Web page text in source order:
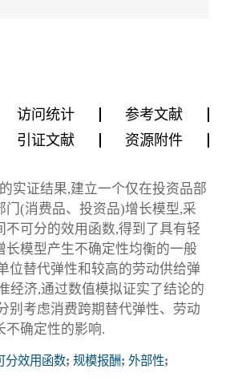
访问统计
参考文献
引证文献 资源附件
实证结果,建立一个仅在投资品部
门(消费品、投资品)增长模型,采
不可分的效用函数,得到了具有轻
长模型产生不确定性均衡的一般
位替代弹性和较高的劳动供给弹
经济,通过数值模拟证实了结论的
别考虑消费跨期替代弹性、劳动
不确定性的影响.
分效用函数; 规模报酬; 外部性;